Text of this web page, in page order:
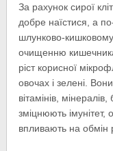
За рахунок сирої
добре наїстися, а
шлунково-
очищенню
ріст корисної
овочах і зелені.
вітамінів,
зміцнюють
впливають на обмін